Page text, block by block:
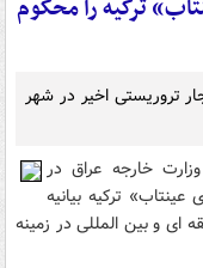
ترکیه را محکوم
تروریستی اخیر در شهر
خارجه عراق در
ترکیه بیانیه
ای و بین المللی در زمینه